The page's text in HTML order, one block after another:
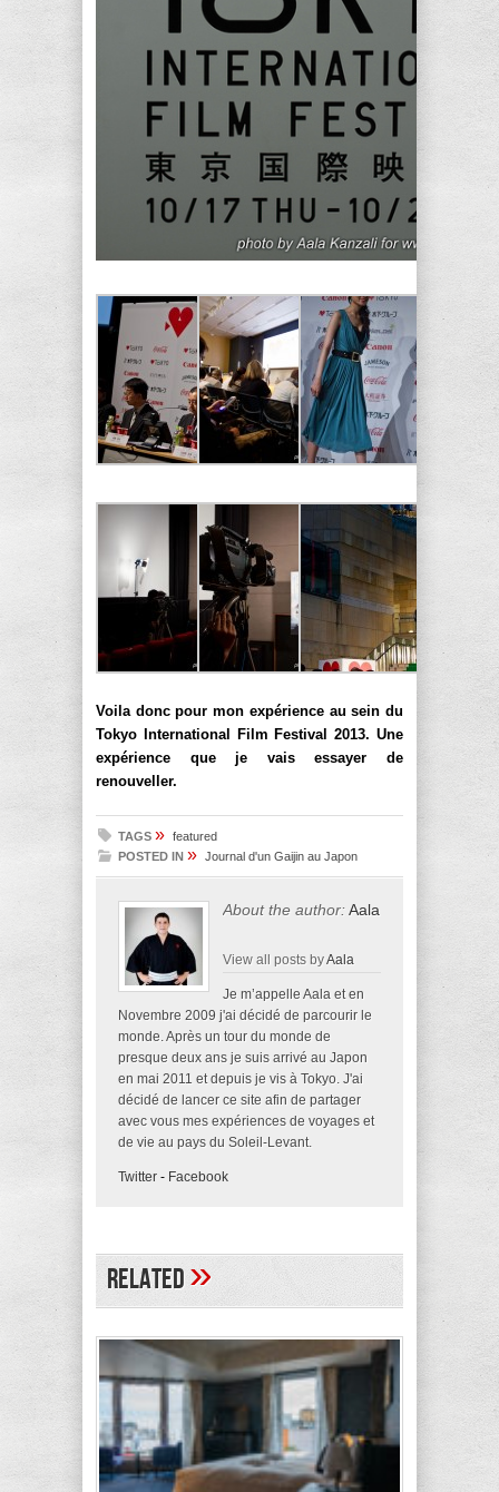
Voila donc pour mon expérience au sein du
Tokyo International Film Festival 2013. Une
expérience que je vais essayer de
renouveller.
TAGS » featured
POSTED IN » Journal d'un Gaijin au Japon
About the author:Aala
View all posts by Aala
Je m’appelle Aala et en
Novembre 2009 j'ai décidé de parcourir le
monde. Après un tour du monde de
presque deux ans je suis arrivé au Japon
en mai 2011 et depuis je vis à Tokyo. J'ai
décidé de lancer ce site afin de partager
avec vous mes expériences de voyages et
de vie au pays du Soleil-Levant.
Twitter - Facebook
Related»